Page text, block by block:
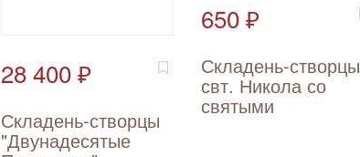
28 400 ₽
Складень-створцы
"Двунадесятые
650 ₽
Складень-створцы
свт. Никола со
святыми